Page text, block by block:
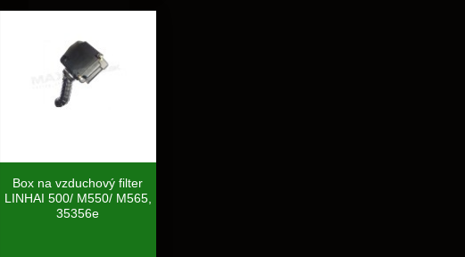
Box na vzduchový filter
LINHAI 500/ M550/ M565,
35356e